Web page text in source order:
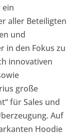
aller Beteiligten
und
in den Fokus zu
innovativen
große
für Sales und
Auf
Hoodie